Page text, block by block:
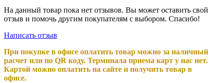
На данный товар пока нет отзывов. Вы может оставить свой
отзыв и помочь другим покупателям с выбором. Спасибо!
Написать отзыв
При покупке в офисе оплатить товар можно за наличный
расчет или по QR коду. Терминала приема карт у нас нет.
Картой можно оплатить на сайте и получить товар в
офисе.